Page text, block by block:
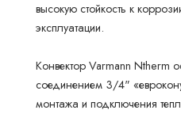
высокую стойкость к
эксплуатации.
Конвектор Varmann
соединением 3/4"
монтажа и подключения